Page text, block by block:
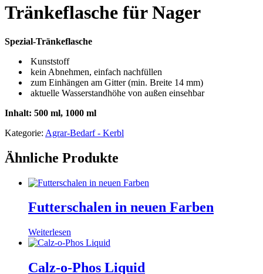
Tränkeflasche für Nager
Spezial-Tränkeflasche
Kunststoff
kein Abnehmen, einfach nachfüllen
zum Einhängen am Gitter (min. Breite 14 mm)
aktuelle Wasserstandhöhe von außen einsehbar
Inhalt: 500 ml, 1000 ml
Kategorie: Agrar-Bedarf - Kerbl
Ähnliche Produkte
Futterschalen in neuen Farben
Weiterlesen
Calz-o-Phos Liquid